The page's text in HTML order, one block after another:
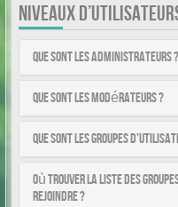
NIVEAUX
Que sont les administrateurs ?
Que sont les modérateurs ?
Que sont les groupes
Où trouver la liste des
rejoindre ?